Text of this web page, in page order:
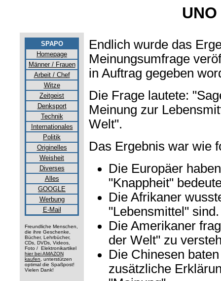
SPAPO
Homepage
Männer / Frauen
Arbeit / Chef
Witze
Zeitgeist
Denksport
Technik
Internationales
Politik
Originelles
Weisheit
Diverses
Alles
GOOGLE
Werbung
E-Mail
Freundliche Menschen,
die ihre Geschenke,
Bücher, Lehrbücher,
CDs, DVDs, Videos,
Foto / Elektronikartikel
hier bei AMAZON
kaufen, unterstützen
optimal die Spaßpost!
Vielen Dank!
Endlich wurde das
Meinungsumfrage
in Auftrag gegeben
Die Frage lautete:
Meinung zur
Welt".
Das Ergebnis war wie
Die Europäer
"Knappheit"
Die Afrikaner
"Lebensmittel" sind.
Die Amerikaner
der Welt" zu
Die Chinesen
zusätzliche